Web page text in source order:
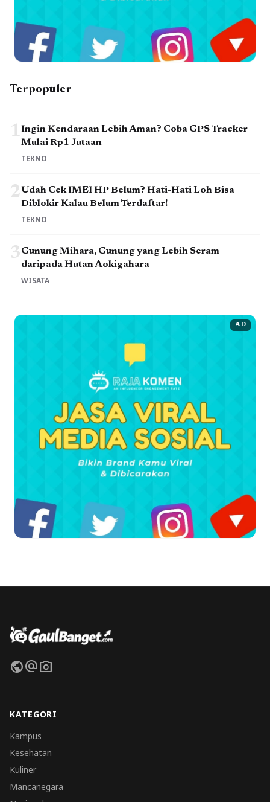
Terpopuler
1Ingin Kendaraan Lebih Aman? Coba GPS Tracker
Mulai Rp1 Jutaan
TEKNO
2Udah Cek IMEI HP Belum? Hati-Hati Loh Bisa
Diblokir Kalau Belum Terdaftar!
TEKNO
3Gunung Mihara, Gunung yang Lebih Seram
daripada Hutan Aokigahara
WISATA
AD
publicalternate_emailphoto_camera
KATEGORI
Kampus
Kesehatan
Kuliner
Mancanegara